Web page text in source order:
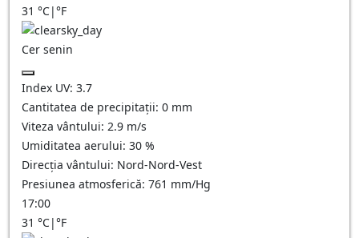
31 °C|°F
Cer senin
Index UV: 3.7
Cantitatea de precipitații: 0 mm
Viteza vântului: 2.9 m/s
Umiditatea aerului: 30 %
Direcția vântului: Nord-Nord-Vest
Presiunea atmosferică: 761 mm/Hg
17:00
31 °C|°F